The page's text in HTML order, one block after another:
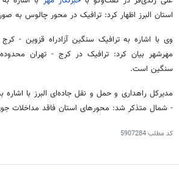
استان البرز اظهار کرد: ترافیک در محور چالوس به
وی با اشاره به ترافیک سنگین آزادراه قزوین -
مهرشهر بیان کرد: ترافیک در کرج - تهران
سنگین است.
مدیرکل راهداری و حمل و نقل جاده‌ای البرز با اشاره
- شمال متذکر شد: محورهای استان فاقد مداخلات
کد مطلب5907284